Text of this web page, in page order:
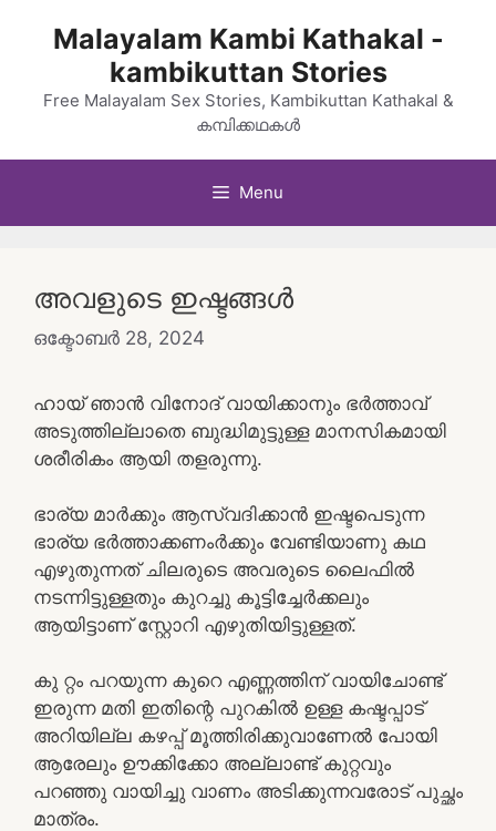
Malayalam Kambi Kathakal -
kambikuttan Stories
Free Malayalam Sex Stories, Kambikuttan Kathakal &
കമ്പിക്കഥകൾ
Menu
അവളുടെ ഇഷ്ടങ്ങൾ
ഒക്ടോബർ 28, 2024
ഹായ് ഞാൻ വിനോദ് വായിക്കാനും ഭർത്താവ്
അടുത്തില്ലാതെ ബുദ്ധിമുട്ടുള്ള മാനസികമായി
ശരീരികം ആയി തളരുന്നു.
ഭാര്യ മാർക്കും ആസ്വദിക്കാൻ ഇഷ്ടപെടുന്ന
ഭാര്യ ഭർത്താക്കണംർക്കും വേണ്ടിയാണു കഥ
എഴുതുന്നത് ചിലരുടെ അവരുടെ ലൈഫിൽ
നടന്നിട്ടുള്ളതും കുറച്ചു കൂട്ടിച്ചേർക്കലും
ആയിട്ടാണ് സ്റ്റോറി എഴുതിയിട്ടുള്ളത്.
കു റ്റം പറയുന്ന കുറെ എണ്ണത്തിന് വായിചോണ്ട്
ഇരുന്ന മതി ഇതിന്റെ പുറകിൽ ഉള്ള കഷ്ടപ്പാട്
അറിയില്ല കഴപ്പ് മൂത്തിരിക്കുവാണേൽ പോയി
ആരേലും ഊക്കിക്കോ അല്ലാണ്ട് കുറ്റവും
പറഞ്ഞു വായിച്ചു വാണം അടിക്കുന്നവരോട് പുച്ഛം
മാത്രം.